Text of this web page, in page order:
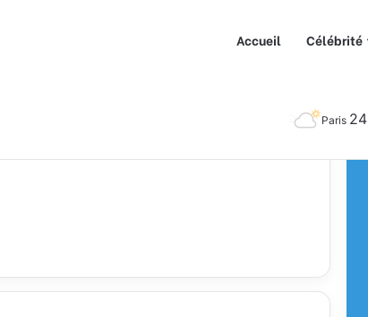
Accueil Célébrité
Paris 24